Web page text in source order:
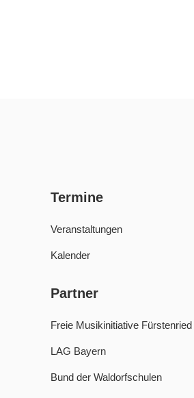
Termine
Veranstaltungen
Kalender
Partner
Freie Musikinitiative Fürstenried
LAG Bayern
Bund der Waldorfschulen